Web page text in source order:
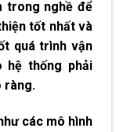
trong nghề để
tốt nhất và
quá trình vận
hệ thống phải
ràng.
các mô hình